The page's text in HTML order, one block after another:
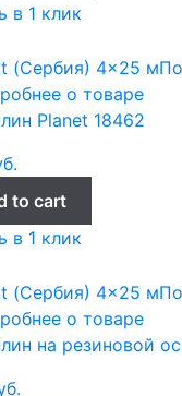
в 1 клик
(Сербия) 4x25 м
о товаре
Planet 18462
to cart
в 1 клик
(Сербия) 4x25 м
о товаре
на резиновой